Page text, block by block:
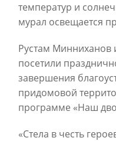
температур и
мурал освещается
Рустам Минниханов
посетили
завершения
придомовой
программе «Наш
«Стела в честь